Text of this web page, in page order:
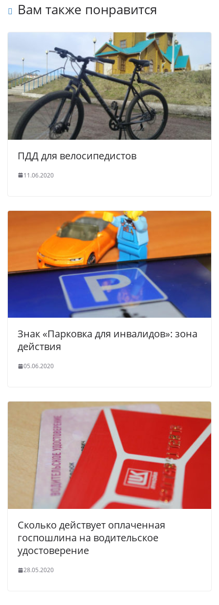
Вам также понравится
ПДД для велосипедистов
11.06.2020
Знак «Парковка для инвалидов»: зона
действия
05.06.2020
Сколько действует оплаченная
госпошлина на водительское
удостоверение
28.05.2020